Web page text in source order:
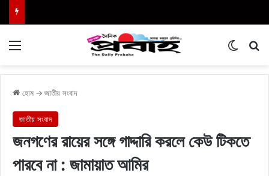
হোম → জাতীয় সংবাদ
জাতীয় সংবাদ
জনগণের রায়ের সঙ্গে গাদ্দারি করলে কেউ টিকতে
পারবে না : জামায়াত আমির